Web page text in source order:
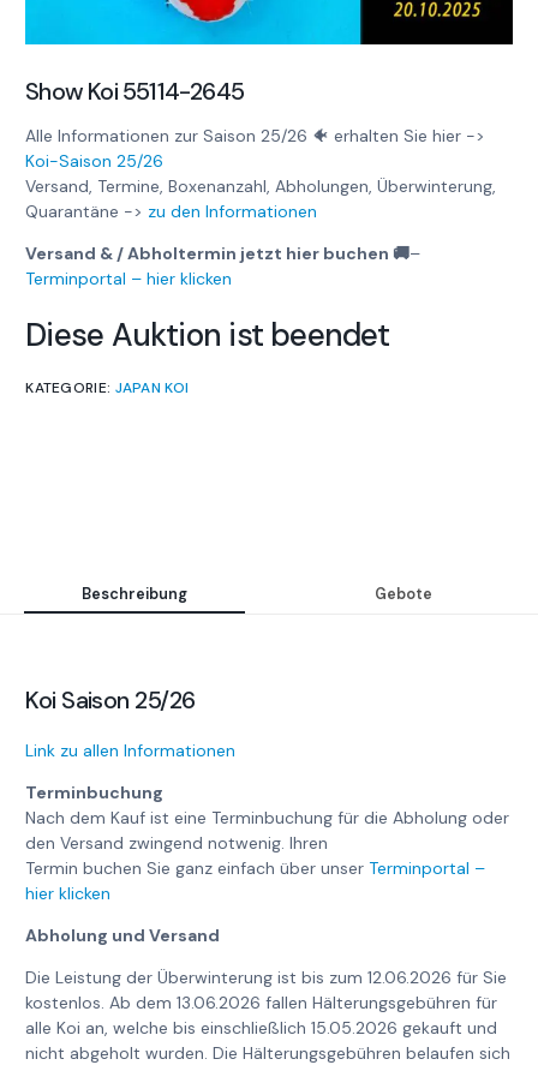
Show Koi 55114-2645
Alle Informationen zur Saison 25/26 🐠 erhalten Sie hier ->
Koi-Saison 25/26
Versand, Termine, Boxenanzahl, Abholungen, Überwinterung,
Quarantäne -> zu den Informationen
Versand & / Abholtermin jetzt hier buchen 🚚–
Terminportal – hier klicken
Diese Auktion ist beendet
KATEGORIE: JAPAN KOI
Beschreibung Gebote
Koi Saison 25/26
Link zu allen Informationen
Terminbuchung
Nach dem Kauf ist eine Terminbuchung für die Abholung oder
den Versand zwingend notwenig. Ihren
Termin buchen Sie ganz einfach über unserTerminportal –
hier klicken
Abholung und Versand
Die Leistung der Überwinterung ist bis zum 12.06.2026 für Sie
kostenlos. Ab dem 13.06.2026 fallen Hälterungsgebühren für
alle Koi an, welche bis einschließlich 15.05.2026 gekauft und
nicht abgeholt wurden. Die Hälterungsgebühren belaufen sich